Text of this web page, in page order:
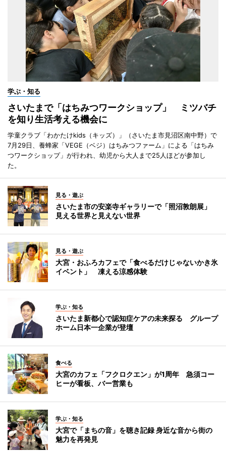
学ぶ・知る
さいたまで「はちみつワークショップ」 ミツバチ
を知り生活考える機会に
学童クラブ「わかたけkids（キッズ）」（さいたま市見沼区南中野）で
7月29日、養蜂家「VEGE（ベジ）はちみつファーム」による「はちみ
つワークショップ」が行われ、幼児から大人まで25人ほどが参加し
た。
見る・遊ぶ
さいたま市の安楽寺ギャラリーで「照沼敦朗展」
見える世界と見えない世界
見る・遊ぶ
大宮・おふろカフェで「食べるだけじゃないかき氷
イベント」 凍える涼感体験
学ぶ・知る
さいたま新都心で認知症ケアの未来探る グループ
ホーム日本一企業が登壇
食べる
大宮のカフェ「フクロクエン」が1周年 急須コー
ヒーが看板、バー営業も
学ぶ・知る
大宮で「まちの音」を聴き記録 身近な音から街の
魅力を再発見